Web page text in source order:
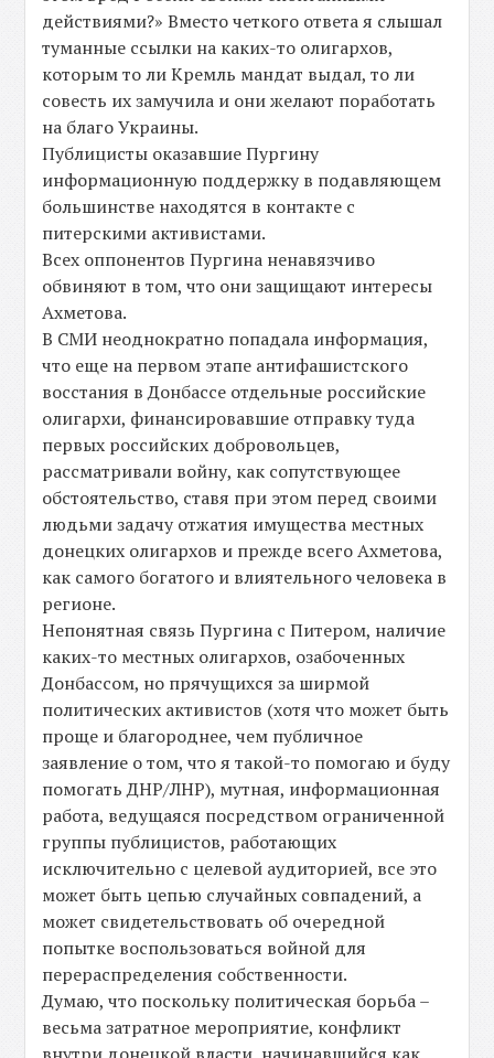
действиями?» Вместо четкого ответа я слышал
туманные ссылки на каких-то олигархов,
которым то ли Кремль мандат выдал, то ли
совесть их замучила и они желают поработать
на благо Украины.
Публицисты оказавшие Пургину
информационную поддержку в подавляющем
большинстве находятся в контакте с
питерскими активистами.
Всех оппонентов Пургина ненавязчиво
обвиняют в том, что они защищают интересы
Ахметова.
В СМИ неоднократно попадала информация,
что еще на первом этапе антифашистского
восстания в Донбассе отдельные российские
олигархи, финансировавшие отправку туда
первых российских добровольцев,
рассматривали войну, как сопутствующее
обстоятельство, ставя при этом перед своими
людьми задачу отжатия имущества местных
донецких олигархов и прежде всего Ахметова,
как самого богатого и влиятельного человека в
регионе.
Непонятная связь Пургина с Питером, наличие
каких-то местных олигархов, озабоченных
Донбассом, но прячущихся за ширмой
политических активистов (хотя что может быть
проще и благороднее, чем публичное
заявление о том, что я такой-то помогаю и буду
помогать ДНР/ЛНР), мутная, информационная
работа, ведущаяся посредством ограниченной
группы публицистов, работающих
исключительно с целевой аудиторией, все это
может быть цепью случайных совпадений, а
может свидетельствовать об очередной
попытке воспользоваться войной для
перераспределения собственности.
Думаю, что поскольку политическая борьба –
весьма затратное мероприятие, конфликт